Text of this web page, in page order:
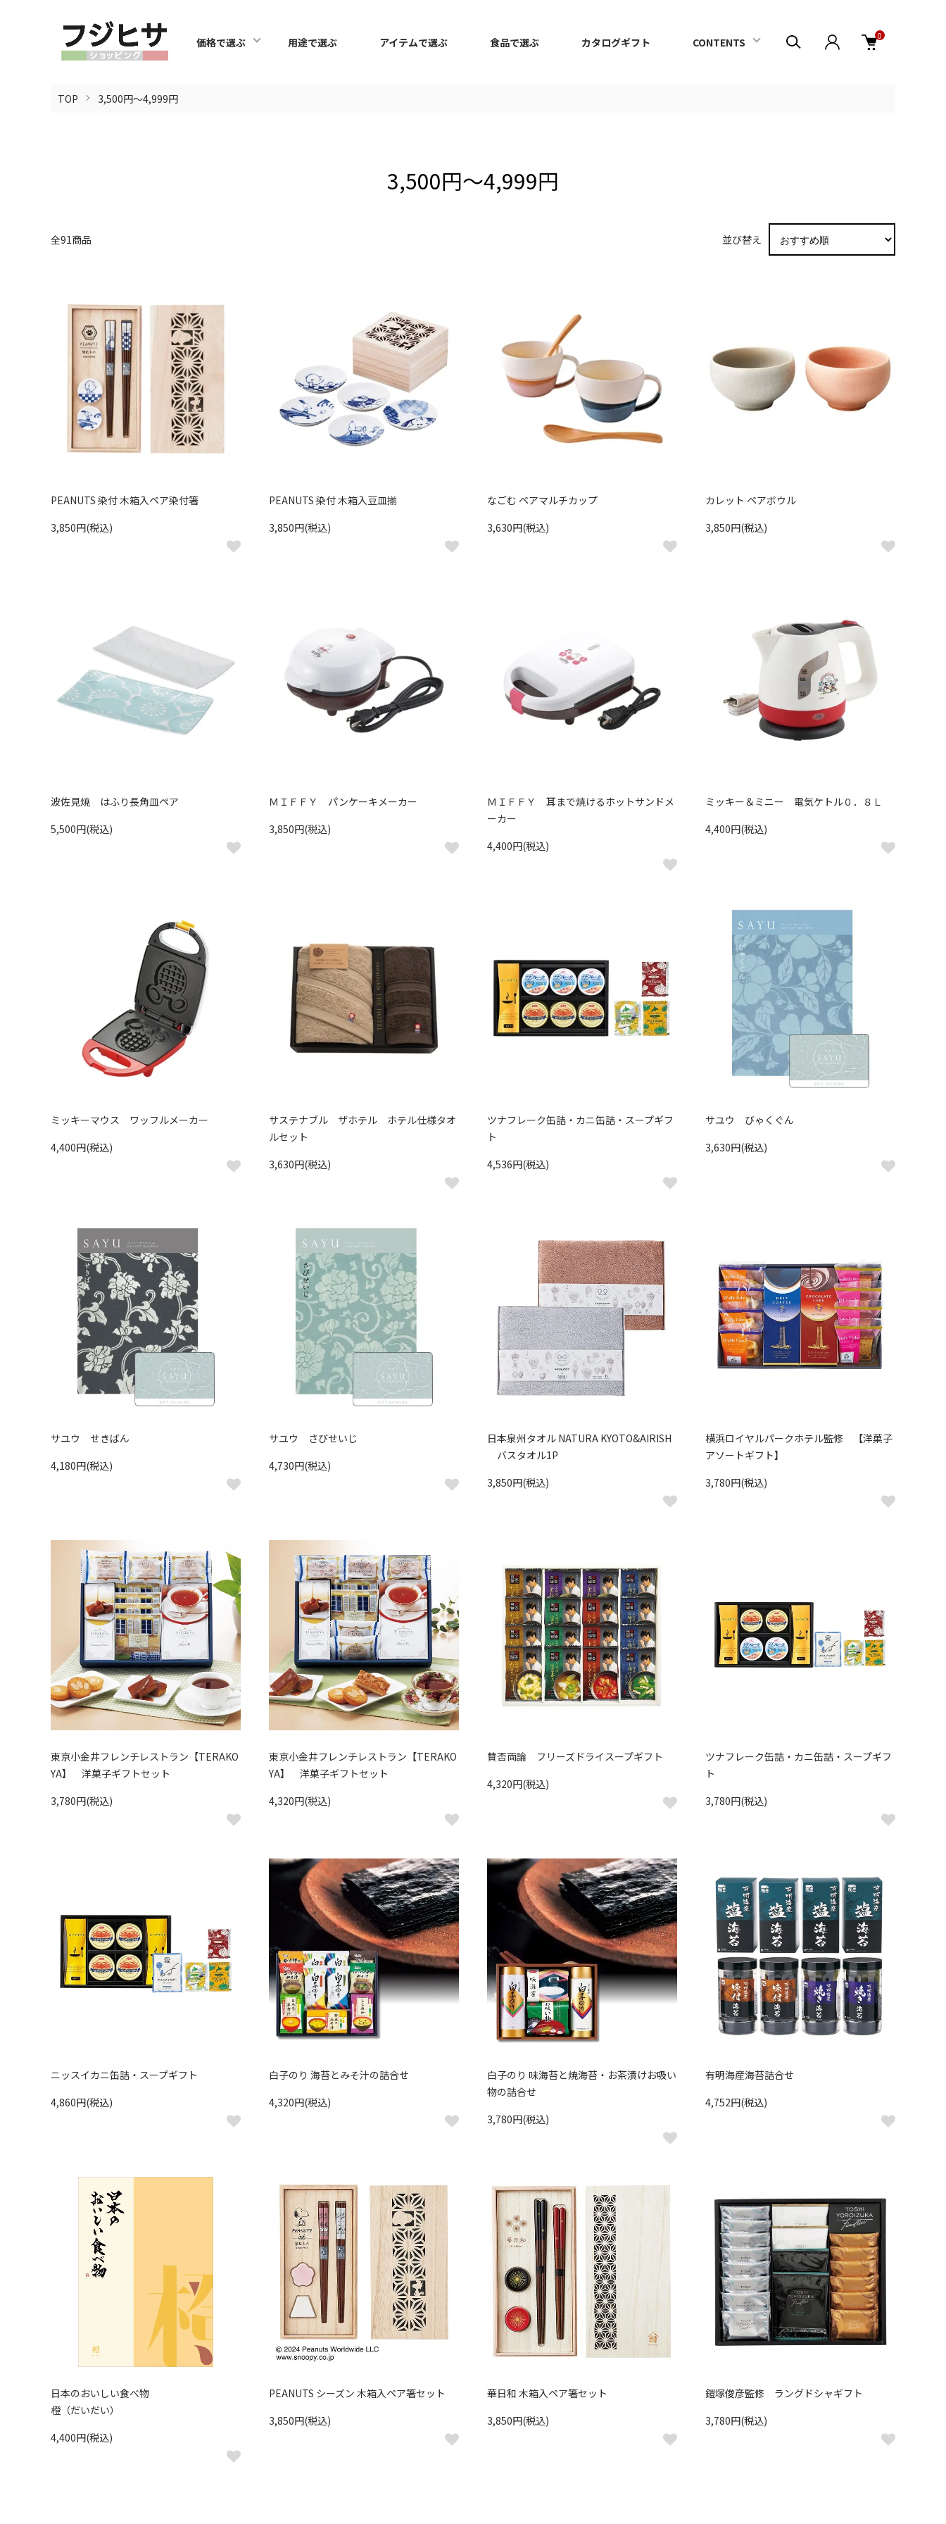
価格で選ぶ 用途で選ぶ アイテムで選ぶ 食品で選ぶ カタログギフト CONTENTS 0
TOP 3,500円～4,999円
3,500円～4,999円
全91商品 並び替え
PEANUTS 染付 木箱入ペア染付箸
3,850円(税込)
PEANUTS 染付 木箱入豆皿揃
3,850円(税込)
なごむ ペアマルチカップ
3,630円(税込)
カレット ペアボウル
3,850円(税込)
波佐見焼 はふり長角皿ペア
5,500円(税込)
ＭＩＦＦＹ パンケーキメーカー
3,850円(税込)
ＭＩＦＦＹ 耳まで焼けるホットサンドメ
ーカー
4,400円(税込)
ミッキー＆ミニー 電気ケトル０．８Ｌ
4,400円(税込)
ミッキーマウス ワッフルメーカー
4,400円(税込)
サステナブル ザホテル ホテル仕様タオ
ルセット
3,630円(税込)
ツナフレーク缶詰・カニ缶詰・スープギフ
ト
4,536円(税込)
サユウ びゃくぐん
3,630円(税込)
サユウ せきばん
4,180円(税込)
サユウ さびせいじ
4,730円(税込)
日本泉州タオル NATURA KYOTO&AIRISH
バスタオル1P
3,850円(税込)
横浜ロイヤルパークホテル監修 【洋菓子
アソートギフト】
3,780円(税込)
東京小金井フレンチレストラン【TERAKO
YA】 洋菓子ギフトセット
3,780円(税込)
東京小金井フレンチレストラン【TERAKO
YA】 洋菓子ギフトセット
4,320円(税込)
賛否両論 フリーズドライスープギフト
4,320円(税込)
ツナフレーク缶詰・カニ缶詰・スープギフ
ト
3,780円(税込)
ニッスイカニ缶詰・スープギフト
4,860円(税込)
白子のり 海苔とみそ汁の詰合せ
4,320円(税込)
白子のり 味海苔と焼海苔・お茶漬けお吸い
物の詰合せ
3,780円(税込)
有明海産海苔詰合せ
4,752円(税込)
日本のおいしい食べ物
橙（だいだい）
4,400円(税込)
PEANUTS シーズン 木箱入ペア箸セット
3,850円(税込)
華日和 木箱入ペア箸セット
3,850円(税込)
鎧塚俊彦監修 ラングドシャギフト
3,780円(税込)